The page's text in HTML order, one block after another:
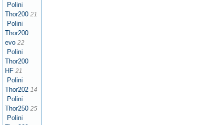
Polini
Thor200 21
Polini
Thor200
evo 22
Polini
Thor200
HF 21
Polini
Thor202 14
Polini
Thor250 25
Polini